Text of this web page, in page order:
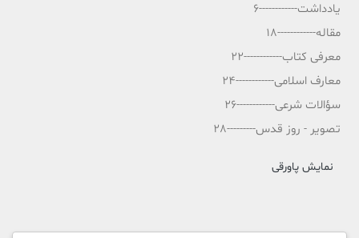
یادداشت------------6
مقاله------------18
معرفی کتاب------------22
معارف اسلامی------------24
سؤالات شرعی------------26
تصویر - روز قدس---------28
نمایش پاورقی